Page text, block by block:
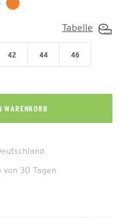
Tabelle
42 44 46
WARENKORB
30 Tagen